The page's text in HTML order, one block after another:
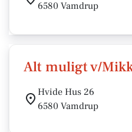
6580 Vamdrup
Alt muligt v/
Hvide Hus 26
6580 Vamdrup